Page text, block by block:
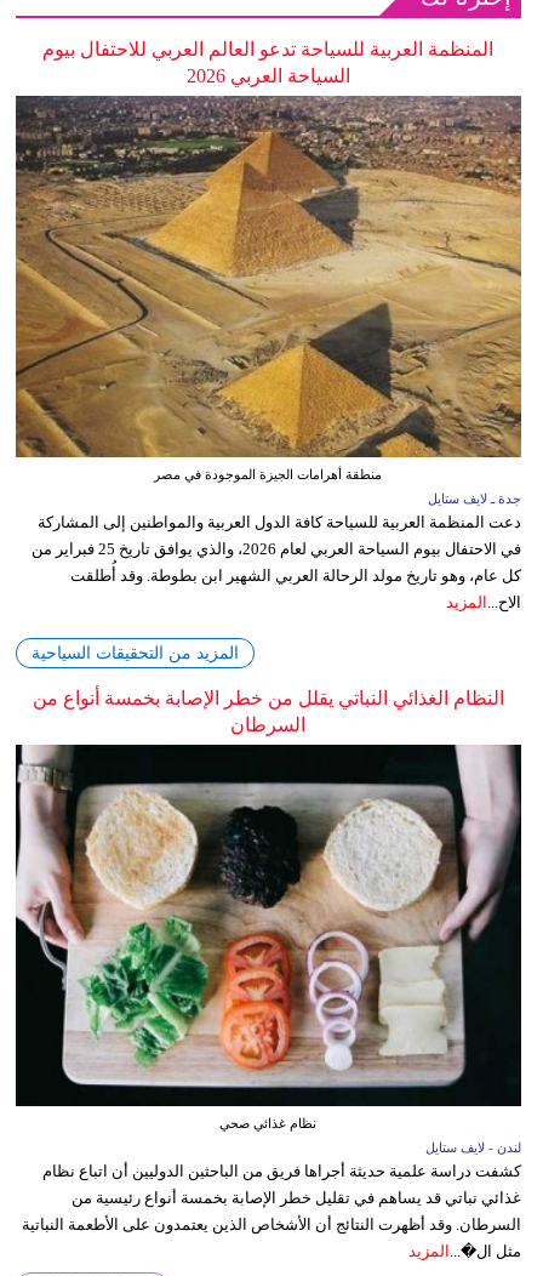
المنظمة العربية للسياحة تدعو العالم العربي للاحتفال بيوم
السياحة العربي 2026
منطقة أهرامات الجيزة الموجودة في مصر
جدة ـ لايف ستايل
دعت المنظمة العربية للسياحة كافة الدول العربية والمواطنين إلى المشاركة
في الاحتفال بيوم السياحة العربي لعام 2026، والذي يوافق تاريخ 25 فبراير من
كل عام، وهو تاريخ مولد الرحالة العربي الشهير ابن بطوطة. وقد أُطلقت
الاح... المزيد
المزيد من التحقيقات السياحية
النظام الغذائي النباتي يقلل من خطر الإصابة بخمسة أنواع من
السرطان
نظام غذائي صحي
لندن - لايف ستايل
كشفت دراسة علمية حديثة أجراها فريق من الباحثين الدوليين أن اتباع نظام
غذائي نباتي قد يساهم في تقليل خطر الإصابة بخمسة أنواع رئيسية من
السرطان. وقد أظهرت النتائج أن الأشخاص الذين يعتمدون على الأطعمة النباتية
مثل ال�...
المزيد